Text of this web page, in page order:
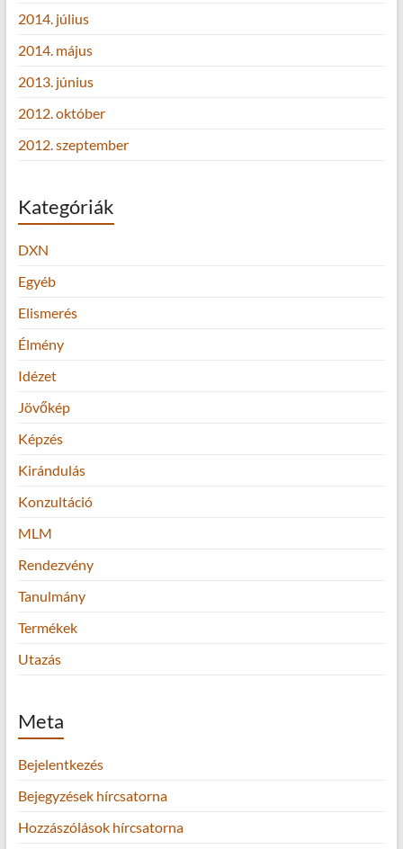
2014. július
2014. május
2013. június
2012. október
2012. szeptember
Kategóriák
DXN
Egyéb
Elismerés
Élmény
Idézet
Jövőkép
Képzés
Kirándulás
Konzultáció
MLM
Rendezvény
Tanulmány
Termékek
Utazás
Meta
Bejelentkezés
Bejegyzések hírcsatorna
Hozzászólások hírcsatorna